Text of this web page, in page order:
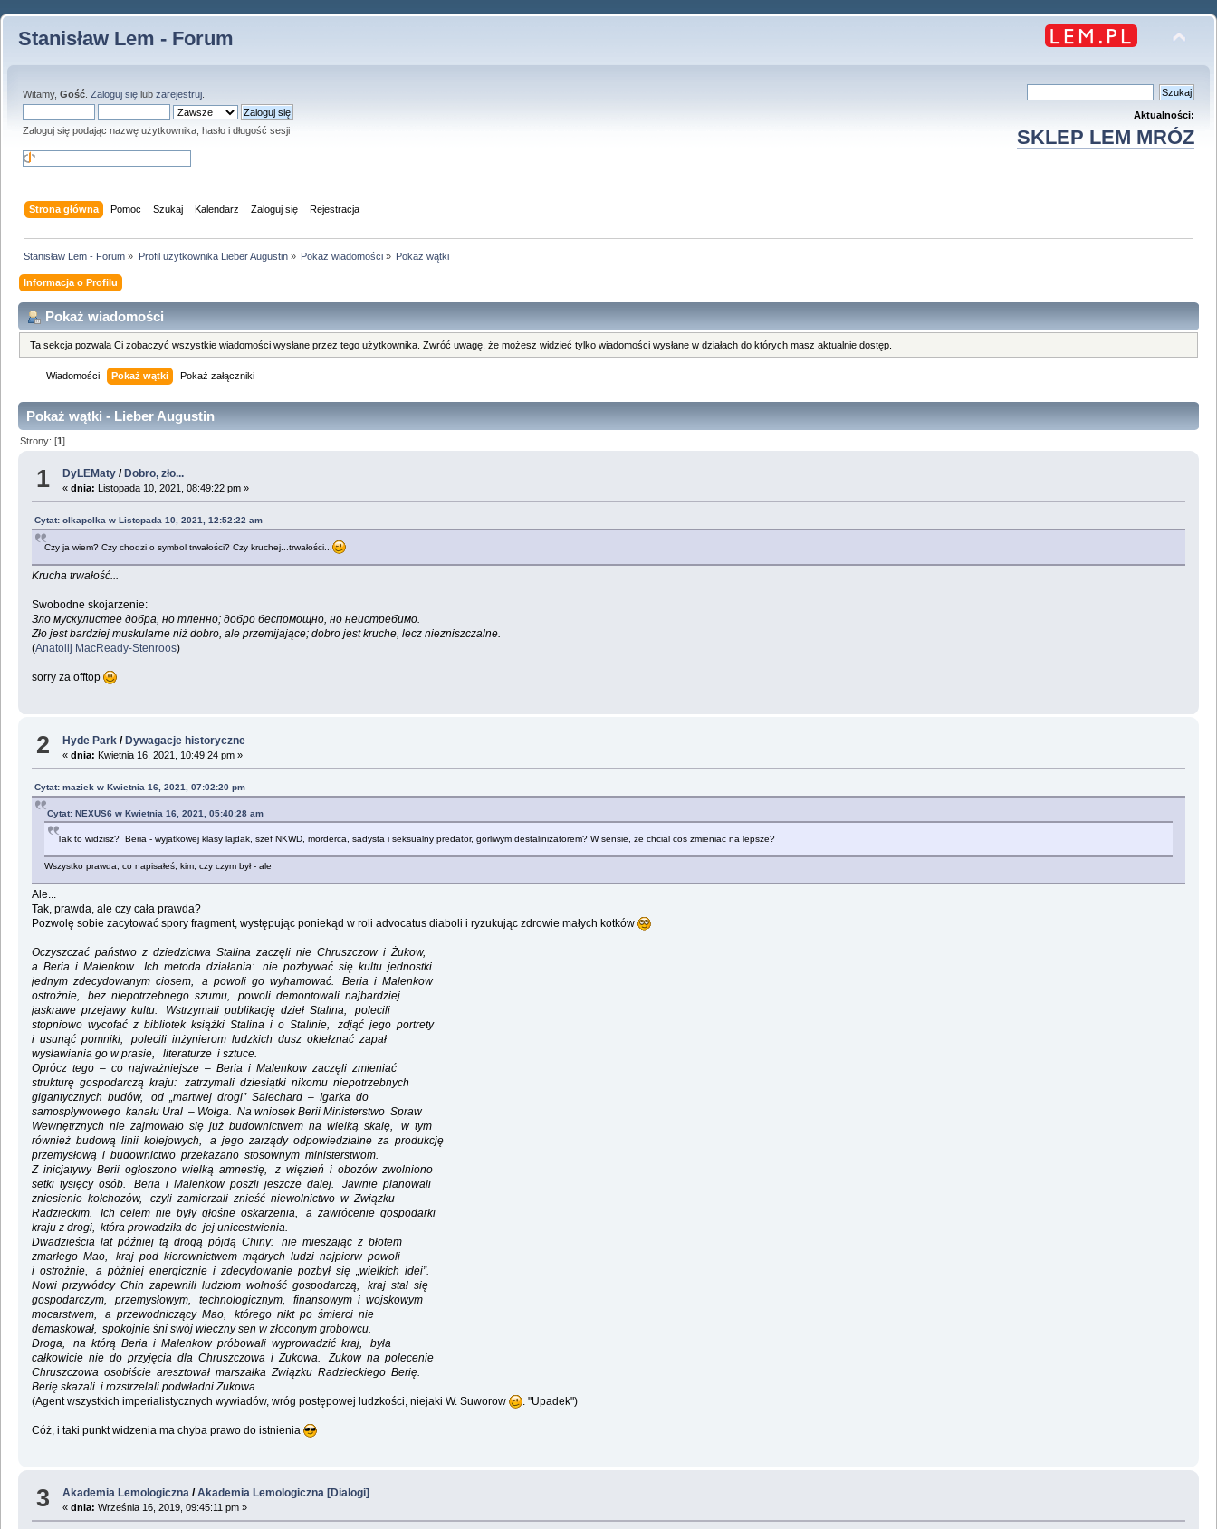
Stanisław Lem - Forum
Witamy, Gość Zaloguj się lub zarejestruj
Zaloguj się podając nazwę użytkownika, hasło i długość sesji
Aktualności:
SKLEP LEM MRÓZ
Strona główna Pomoc Szukaj Kalendarz Zaloguj się Rejestracja
Stanisław Lem - Forum » Profil użytkownika Lieber Augustin» Pokaż wiadomości» Pokaż wątki
Informacja o Profilu
Pokaż wiadomości
Ta sekcja pozwala Ci zobaczyć wszystkie wiadomości wysłane przez tego użytkownika. Zwróć uwagę, że możesz widzieć tylko wiadomości wysłane w działach do których masz aktualnie dostęp.
Wiadomości Pokaż wątki Pokaż załączniki
Pokaż wątki - Lieber Augustin
Strony: [1]
1 DyLEMaty / Dobro, zło...
«dnia: Listopada 10, 2021, 08:49:22 pm »
Cytat: olkapolka w Listopada 10, 2021, 12:52:22 am
Czy ja wiem? Czy chodzi o symbol trwałości? Czy kruchej...trwałości...
Krucha trwałość...
Swobodne skojarzenie:
Зло мускулистее добра, но тленно; добро беспомощно, но неистребимо.
Zło jest bardziej muskularne niż dobro, ale przemijające; dobro jest kruche, lecz niezniszczalne.
(Anatolij MacReady-Stenroos)
sorry za offtop
2 Hyde Park /Dywagacje historyczne
«dnia: Kwietnia 16, 2021, 10:49:24 pm »
Cytat: maziek w Kwietnia 16, 2021, 07:02:20 pm
Cytat: NEXUS6 w Kwietnia 16, 2021, 05:40:28 am
Tak to widzisz? Beria - wyjatkowej klasy lajdak, szef NKWD, morderca, sadysta i seksualny predator, gorliwym destalinizatorem? W sensie, ze chcial cos zmieniac na lepsze?
Wszystko prawda, co napisałeś, kim, czy czym był - ale
Ale...
Tak, prawda, ale czy cała prawda?
Pozwolę sobie zacytować spory fragment, występując poniekąd w roli advocatus diaboli i ryzukując zdrowie małych kotków
Oczyszczać państwo z dziedzictwa Stalina zaczęli nie Chruszczow i Żukow,
a Beria i Malenkow. Ich metoda działania: nie pozbywać się kultu jednostki
jednym zdecydowanym ciosem, a powoli go wyhamować. Beria i Malenkow
ostrożnie, bez niepotrzebnego szumu, powoli demontowali najbardziej
jaskrawe przejawy kultu. Wstrzymali publikację dzieł Stalina, polecili
stopniowo wycofać z bibliotek książki Stalina i o Stalinie, zdjąć jego portrety
i usunąć pomniki, polecili inżynierom ludzkich dusz okiełznać zapał
wysławiania go w prasie, literaturze i sztuce.
Oprócz tego – co najważniejsze – Beria i Malenkow zaczęli zmieniać
strukturę gospodarczą kraju: zatrzymali dziesiątki nikomu niepotrzebnych
gigantycznych budów, od „martwej drogi” Salechard – Igarka do
samospływowego kanału Ural – Wołga. Na wniosek Berii Ministerstwo Spraw
Wewnętrznych nie zajmowało się już budownictwem na wielką skalę, w tym
również budową linii kolejowych, a jego zarządy odpowiedzialne za produkcję
przemysłową i budownictwo przekazano stosownym ministerstwom.
Z inicjatywy Berii ogłoszono wielką amnestię, z więzień i obozów zwolniono
setki tysięcy osób. Beria i Malenkow poszli jeszcze dalej. Jawnie planowali
zniesienie kołchozów, czyli zamierzali znieść niewolnictwo w Związku
Radzieckim. Ich celem nie były głośne oskarżenia, a zawrócenie gospodarki
kraju z drogi, która prowadziła do jej unicestwienia.
Dwadzieścia lat później tą drogą pójdą Chiny: nie mieszając z błotem
zmarłego Mao, kraj pod kierownictwem mądrych ludzi najpierw powoli
i ostrożnie, a później energicznie i zdecydowanie pozbył się „wielkich idei”.
Nowi przywódcy Chin zapewnili ludziom wolność gospodarczą, kraj stał się
gospodarczym, przemysłowym, technologicznym, finansowym i wojskowym
mocarstwem, a przewodniczący Mao, którego nikt po śmierci nie
demaskował, spokojnie śni swój wieczny sen w złoconym grobowcu.
Droga, na którą Beria i Malenkow próbowali wyprowadzić kraj, była
całkowicie nie do przyjęcia dla Chruszczowa i Żukowa. Żukow na polecenie
Chruszczowa osobiście aresztował marszałka Związku Radzieckiego Berię.
Berię skazali i rozstrzelali podwładni Żukowa.
(Agent wszystkich imperialistycznych wywiadów, wróg postępowej ludzkości, niejaki W. Suworow
. "Upadek")
Cóż, i taki punkt widzenia ma chyba prawo do istnienia
3 Akademia Lemologiczna /Akademia Lemologiczna [Dialogi]
«dnia: Września 16, 2019, 09:45:11 pm »